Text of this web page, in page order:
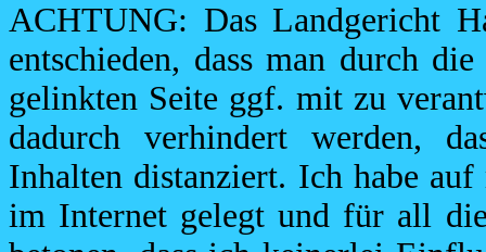
ACHTUNG: Das Landgericht
entschieden, dass man durch
gelinkten Seite ggf. mit zu
dadurch verhindert werden,
Inhalten distanziert. Ich habe
im Internet gelegt und für all